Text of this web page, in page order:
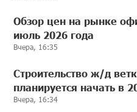
Обзор цен на рынке
июль 2026 года
Вчера, 16:35
Строительство ж/д
планируется начать в
Вчера, 16:34